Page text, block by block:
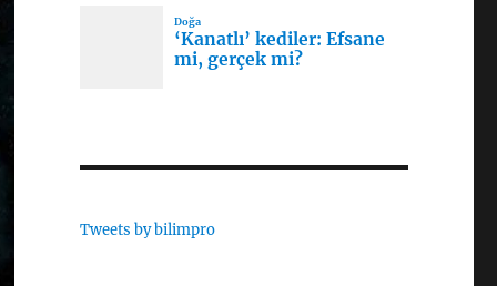
Tweets by bilimpro